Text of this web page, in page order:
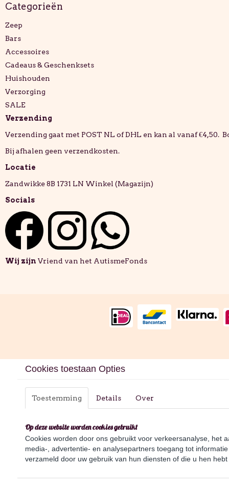
Categorieën
Zeep
Bars
Accessoires
Cadeaus & Geschenksets
Huishouden
Verzorging
SALE
Verzending
Verzending gaat met POST NL of DHL en kan al vanaf €4,50.
Bij afhalen geen verzendkosten.
Locatie
Zandwikke 8B 1731 LN Winkel (Magazijn)
Socials
Wij zijn Vriend van het AutismeFonds
Cookies toestaan Opties
Toestemming Details Over
Op deze website worden cookies gebruikt
Cookies worden door ons gebruikt voor verkeersanalyse, het
media-, advertentie- en analysepartners toegang tot
verzameld door uw gebruik van hun diensten of die u hen